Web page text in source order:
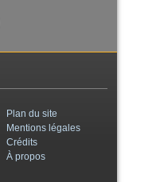
Plan du site
Mentions légales
Crédits
À propos